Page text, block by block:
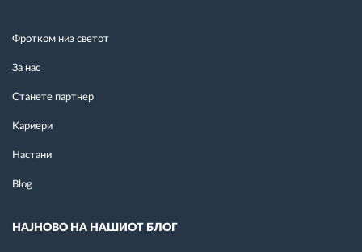
Фротком низ светот
За нас
Станете партнер
Кариери
Настани
Blog
НАЈНОВО НА НАШИОТ БЛОГ